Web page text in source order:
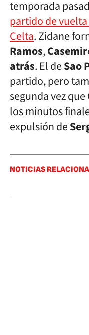
temporada
partido de
Celta. Zidane
Ramos,
atrás. El deSao
partido, pero
segunda vez
los minutos
expulsión de
NOTICIAS